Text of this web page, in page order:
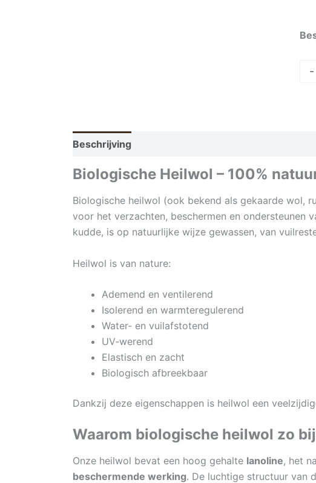
-
Beschrijving
Biologische Heilwol – 100%
Biologische heilwol (ook bekend als gekaarde wol,
voor het verzachten, beschermen en ondersteunen
kudde, is op natuurlijke wijze gewassen, van
Heilwol is van nature:
Ademend en ventilerend
Isolerend en warmteregulerend
Water- en vuilafstotend
UV‑werend
Elastisch en zacht
Biologisch afbreekbaar
Dankzij deze eigenschappen is heilwol een
Waarom biologische heilwol zo
Onze heilwol bevat een hoog gehalte lanoline, het
beschermende werking. De luchtige structuur van